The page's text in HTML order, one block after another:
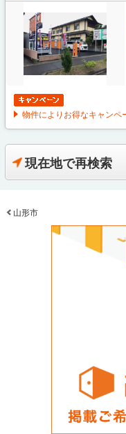
物件によりお得なキャンペ
現在地で再検索
山形市